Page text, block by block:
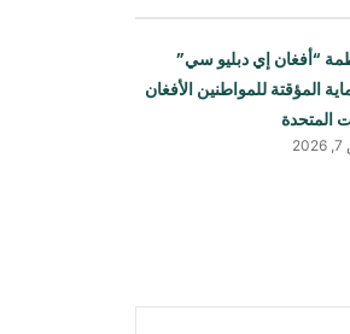
“أفغان إي دبليو سي”
المؤقتة للمواطنين الأفغان
المتحدة